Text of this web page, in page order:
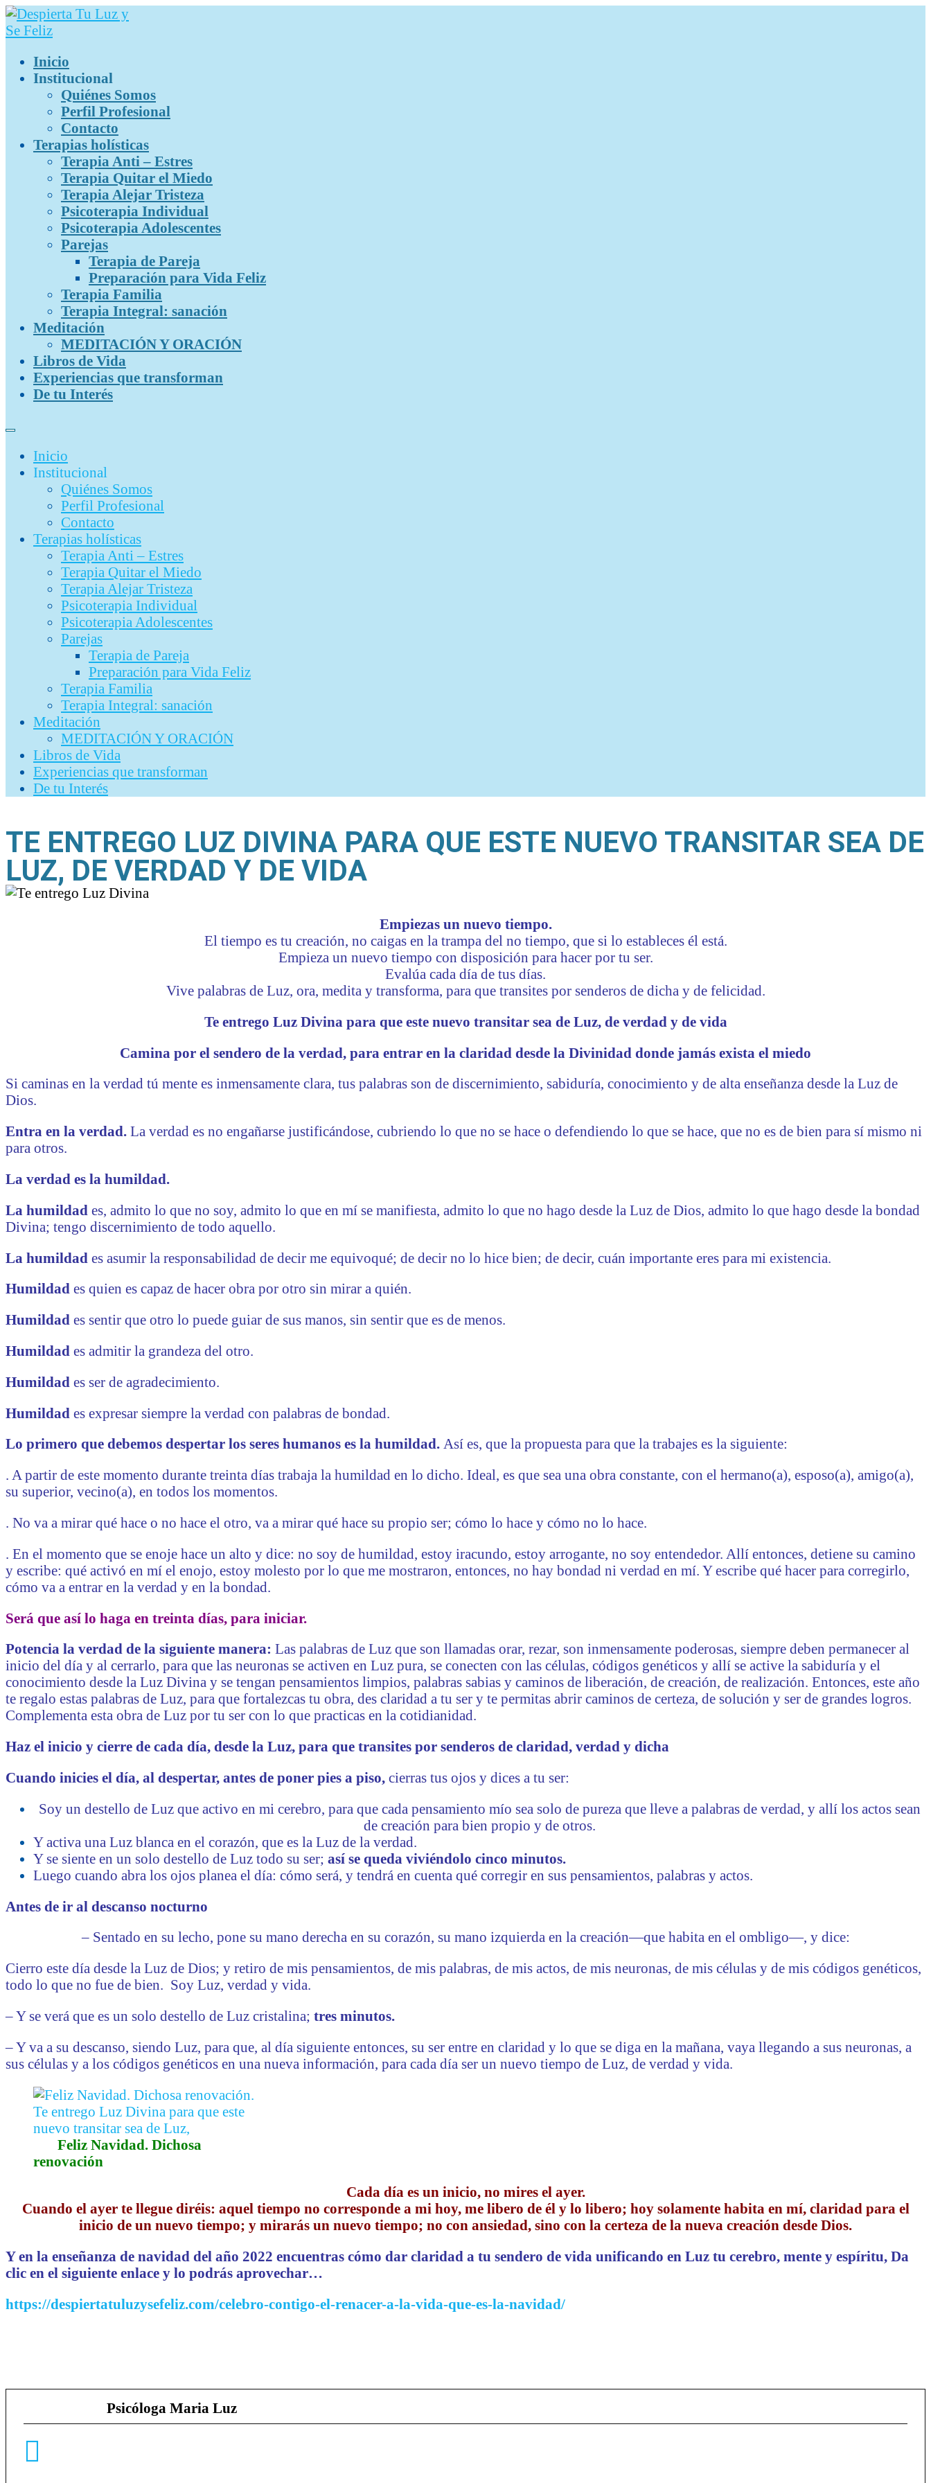
Inicio
Institucional
Quiénes Somos
Perfil Profesional
Contacto
Terapias holísticas
Terapia Anti – Estres
Terapia Quitar el Miedo
Terapia Alejar Tristeza
Psicoterapia Individual
Psicoterapia Adolescentes
Parejas
Terapia de Pareja
Preparación para Vida Feliz
Terapia Familia
Terapia Integral: sanación
Meditación
MEDITACIÓN Y ORACIÓN
Libros de Vida
Experiencias que transforman
De tu Interés
Inicio
Institucional
Quiénes Somos
Perfil Profesional
Contacto
Terapias holísticas
Terapia Anti – Estres
Terapia Quitar el Miedo
Terapia Alejar Tristeza
Psicoterapia Individual
Psicoterapia Adolescentes
Parejas
Terapia de Pareja
Preparación para Vida Feliz
Terapia Familia
Terapia Integral: sanación
Meditación
MEDITACIÓN Y ORACIÓN
Libros de Vida
Experiencias que transforman
De tu Interés
TE ENTREGO LUZ DIVINA PARA QUE ESTE NUEVO TRANSITAR SEA DE
LUZ, DE VERDAD Y DE VIDA
Empiezas un nuevo tiempo.
El tiempo es tu creación, no caigas en la trampa del no tiempo, que si lo estableces él está.
Empieza un nuevo tiempo con disposición para hacer por tu ser.
Evalúa cada día de tus días.
Vive palabras de Luz, ora, medita y transforma, para que transites por senderos de dicha y de felicidad.
Te entrego Luz Divina para que este nuevo transitar sea de Luz, de verdad y de vida
Camina por el sendero de la verdad, para entrar en la claridad desde la Divinidad donde jamás exista el miedo
Si caminas en la verdad tú mente es inmensamente clara, tus palabras son de discernimiento, sabiduría, conocimiento y de alta enseñanza desde la Luz de
Dios.
Entra en la verdad. La verdad es no engañarse justificándose, cubriendo lo que no se hace o defendiendo lo que se hace, que no es de bien para sí mismo ni
para otros.
La verdad es la humildad.
La humildad es, admito lo que no soy, admito lo que en mí se manifiesta, admito lo que no hago desde la Luz de Dios, admito lo que hago desde la bondad
Divina; tengo discernimiento de todo aquello.
La humildad es asumir la responsabilidad de decir me equivoqué; de decir no lo hice bien; de decir, cuán importante eres para mi existencia.
Humildad es quien es capaz de hacer obra por otro sin mirar a quién.
Humildad es sentir que otro lo puede guiar de sus manos, sin sentir que es de menos.
Humildad es admitir la grandeza del otro.
Humildad es ser de agradecimiento.
Humildad es expresar siempre la verdad con palabras de bondad.
Lo primero que debemos despertar los seres humanos es la humildad. Así es, que la propuesta para que la trabajes es la siguiente:
. A partir de este momento durante treinta días trabaja la humildad en lo dicho. Ideal, es que sea una obra constante, con el hermano(a), esposo(a), amigo(a),
su superior, vecino(a), en todos los momentos.
. No va a mirar qué hace o no hace el otro, va a mirar qué hace su propio ser; cómo lo hace y cómo no lo hace.
. En el momento que se enoje hace un alto y dice: no soy de humildad, estoy iracundo, estoy arrogante, no soy entendedor. Allí entonces, detiene su camino
y escribe: qué activó en mí el enojo, estoy molesto por lo que me mostraron, entonces, no hay bondad ni verdad en mí. Y escribe qué hacer para corregirlo,
cómo va a entrar en la verdad y en la bondad.
Será que así lo haga en treinta días, para iniciar.
Potencia la verdad de la siguiente manera: Las palabras de Luz que son llamadas orar, rezar, son inmensamente poderosas, siempre deben permanecer al
inicio del día y al cerrarlo, para que las neuronas se activen en Luz pura, se conecten con las células, códigos genéticos y allí se active la sabiduría y el
conocimiento desde la Luz Divina y se tengan pensamientos limpios, palabras sabias y caminos de liberación, de creación, de realización. Entonces, este año
te regalo estas palabras de Luz, para que fortalezcas tu obra, des claridad a tu ser y te permitas abrir caminos de certeza, de solución y ser de grandes logros.
Complementa esta obra de Luz por tu ser con lo que practicas en la cotidianidad.
Haz el inicio y cierre de cada día, desde la Luz, para que transites por senderos de claridad, verdad y dicha
Cuando inicies el día, al despertar, antes de poner pies a piso, cierras tus ojos y dices a tu ser:
Soy un destello de Luz que activo en mi cerebro, para que cada pensamiento mío sea solo de pureza que lleve a palabras de verdad, y allí los actos sean
de creación para bien propio y de otros.
Y activa una Luz blanca en el corazón, que es la Luz de la verdad.
Y se siente en un solo destello de Luz todo su ser; así se queda viviéndolo cinco minutos.
Luego cuando abra los ojos planea el día: cómo será, y tendrá en cuenta qué corregir en sus pensamientos, palabras y actos.
Antes de ir al descanso nocturno
– Sentado en su lecho, pone su mano derecha en su corazón, su mano izquierda en la creación—que habita en el ombligo—, y dice:
Cierro este día desde la Luz de Dios; y retiro de mis pensamientos, de mis palabras, de mis actos, de mis neuronas, de mis células y de mis códigos genéticos,
todo lo que no fue de bien. Soy Luz, verdad y vida.
– Y se verá que es un solo destello de Luz cristalina; tres minutos.
– Y va a su descanso, siendo Luz, para que, al día siguiente entonces, su ser entre en claridad y lo que se diga en la mañana, vaya llegando a sus neuronas, a
sus células y a los códigos genéticos en una nueva información, para cada día ser un nuevo tiempo de Luz, de verdad y vida.
Feliz Navidad. Dichosa
renovación
Cada día es un inicio, no mires el ayer.
Cuando el ayer te llegue diréis: aquel tiempo no corresponde a mi hoy, me libero de él y lo libero; hoy solamente habita en mí, claridad para el
inicio de un nuevo tiempo; y mirarás un nuevo tiempo; no con ansiedad, sino con la certeza de la nueva creación desde Dios.
Y en la enseñanza de navidad del año 2022 encuentras cómo dar claridad a tu sendero de vida unificando en Luz tu cerebro, mente y espíritu, Da
clic en el siguiente enlace y lo podrás aprovechar…
https://despiertatuluzysefeliz.com/celebro-contigo-el-renacer-a-la-vida-que-es-la-navidad/
Psicóloga Maria Luz